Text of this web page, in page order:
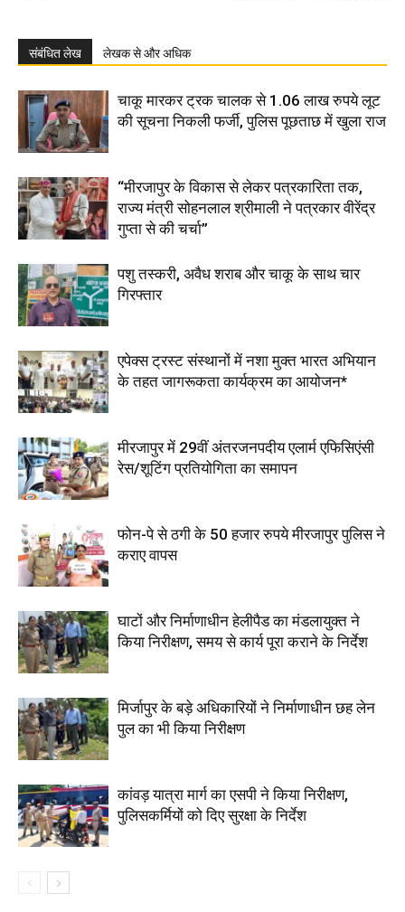
संबंधित लेख लेखक से और अधिक
चाकू मारकर ट्रक चालक से 1.06 लाख रुपये लूट
की सूचना निकली फर्जी, पुलिस पूछताछ में खुला राज
“मीरजापुर के विकास से लेकर पत्रकारिता तक,
राज्य मंत्री सोहनलाल श्रीमाली ने पत्रकार वीरेंद्र
गुप्ता से की चर्चा”
पशु तस्करी, अवैध शराब और चाकू के साथ चार
गिरफ्तार
एपेक्स ट्रस्ट संस्थानों में नशा मुक्त भारत अभियान
के तहत जागरूकता कार्यक्रम का आयोजन*
मीरजापुर में 29वीं अंतरजनपदीय एलार्म एफिसिएंसी
रेस/शूटिंग प्रतियोगिता का समापन
फोन-पे से ठगी के 50 हजार रुपये मीरजापुर पुलिस ने
कराए वापस
घाटों और निर्माणाधीन हेलीपैड का मंडलायुक्त ने
किया निरीक्षण, समय से कार्य पूरा कराने के निर्देश
मिर्जापुर के बड़े अधिकारियों ने निर्माणाधीन छह लेन
पुल का भी किया निरीक्षण
कांवड़ यात्रा मार्ग का एसपी ने किया निरीक्षण,
पुलिसकर्मियों को दिए सुरक्षा के निर्देश